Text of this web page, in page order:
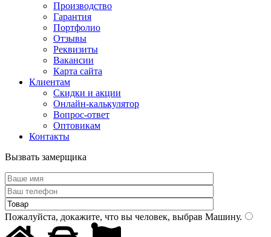
Производство
Гарантия
Портфолио
Отзывы
Реквизиты
Вакансии
Карта сайта
Клиентам
Скидки и акции
Онлайн-калькулятор
Вопрос-ответ
Оптовикам
Контакты
Вызвать замерщика
Пожалуйста, докажите, что вы человек, выбрав Машину.